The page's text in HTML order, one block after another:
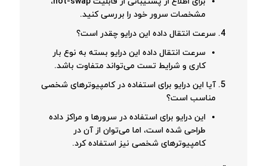
مشخصات سرور خود را بررسی کنید.
سرعت انتقال داده این درایو چقدر است؟
سرعت انتقال داده این درایو بسته به نوع بار
کاری و شرایط تست می‌تواند متفاوت باشد.
آیا این درایو برای استفاده در کامپیوترهای شخصی
مناسب است؟
این درایو برای استفاده در سرورها و مراکز داده
طراحی شده است، اما می‌توان از آن در
کامپیوترهای شخصی نیز استفاده کرد.